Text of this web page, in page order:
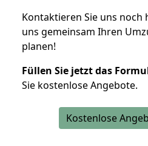
Kontaktieren Sie uns noch
uns gemeinsam Ihren
planen!
Füllen Sie jetzt das
Sie kostenlose Angebote.
Kostenlose